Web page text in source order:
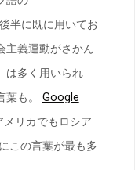
半に既に用いてお
主義運動がさかん
は多く用いられ
葉も。 Google
メリカでもロシア
この言葉が最も多